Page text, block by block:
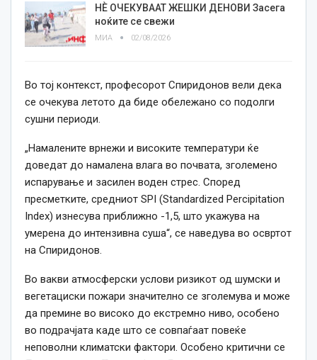
НЀ ОЧЕКУВААТ ЖЕШКИ ДЕНОВИ Засега
ноќите се свежи
МИА 02/08/2026
Во тој контекст, професорот Спиридонов вели дека
се очекува летото да биде обележано со подолги
сушни периоди.
„Намалените врнежи и високите температури ќе
доведат до намалена влага во почвата, зголемено
испарување и засилен воден стрес. Според
пресметките, средниот SPI (Standardized Percipitation
Index) изнесува приближно -1,5, што укажува на
умерена до интензивна суша“, се наведува во освртот
на Спиридонов.
Во вакви атмосферски услови ризикот од шумски и
вегетациски пожари значително се зголемува и може
да премине во високо до екстремно ниво, особено
во подрачјата каде што се совпаѓаат повеќе
неповолни климатски фактори. Особено критични се